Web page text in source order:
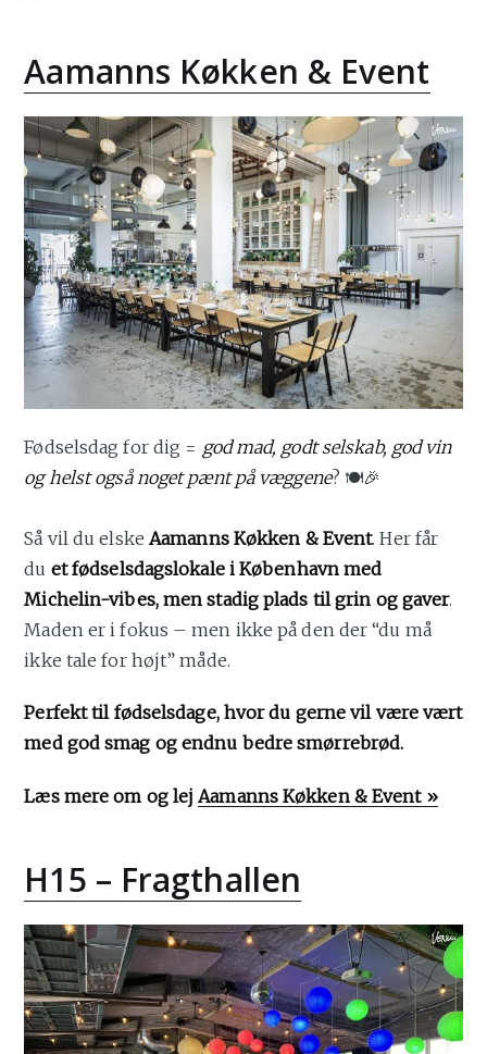
Aamanns Køkken & Event
Fødselsdag for dig = god mad, godt selskab, god vin
og helst også noget pænt på væggene? 🍽️🎉
Så vil du elske Aamanns Køkken & Event. Her får
du et fødselsdagslokale i København med
Michelin-vibes, men stadig plads til grin og gaver.
Maden er i fokus – men ikke på den der “du må
ikke tale for højt” måde.
Perfekt til fødselsdage, hvor du gerne vil være vært
med god smag og endnu bedre smørrebrød.
Læs mere om og lejAamanns Køkken & Event »
H15 – Fragthallen